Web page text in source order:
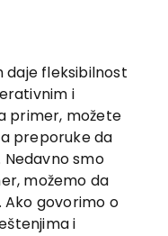
daje fleksibilnost
i
primer, možete
preporuke da
smo
možemo da
govorimo o
i